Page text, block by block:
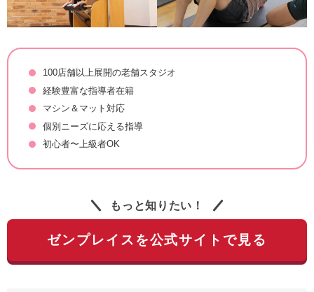
100店舗以上展開の老舗スタジオ
経験豊富な指導者在籍
マシン＆マット対応
個別ニーズに応える指導
初心者〜上級者OK
もっと知りたい！
ゼンプレイスを公式サイトで見る